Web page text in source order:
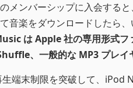
メンバーシップに入会する
音楽をダウンロードしたら
は Apple 社の専用形式
、一般的な MP3 プレイ
生端末制限を突破して、